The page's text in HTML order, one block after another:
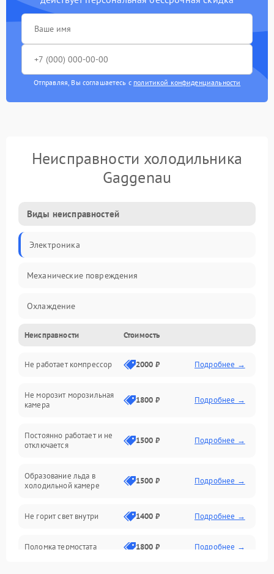
Отправляя, Вы соглашаетесь с политикой конфиденциальности
Неисправности холодильника
Gaggenau
Виды неисправностей
Электроника
Механические повреждения
Охлаждение
Механика
Электропитание
Дренаж
Неисправности Стоимость
Не работает компрессор 2000 ₽ Подробнее →
Не морозит морозильная
камера
1800 ₽ Подробнее →
Постоянно работает и не
отключается
1500 ₽ Подробнее →
Образование льда в
холодильной камере
1500 ₽ Подробнее →
Не горит свет внутри 1400 ₽ Подробнее →
Поломка термостата 1800 ₽ Подробнее →